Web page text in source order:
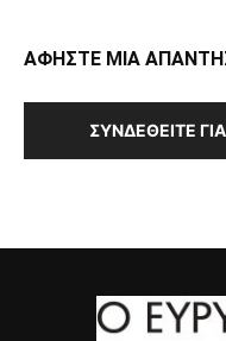
ΑΦΗΣΤΕ ΜΙΑ
ΣΥΝΔΕΘΕΊΤΕ